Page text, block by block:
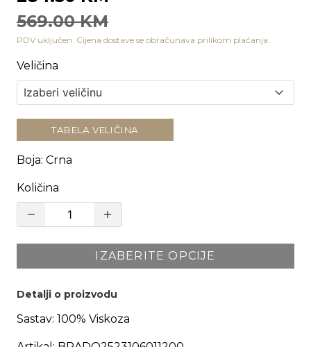
569.00 KM
PDV uključen. Cijena dostave se obračunava prilikom plaćanja.
Veličina
TABELA VELIČINA
Boja: Crna
Količina
IZABERITE OPCIJE
Detalji o proizvodu
Sastav: 100% Viskoza